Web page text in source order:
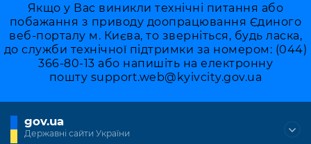
Якщо у Вас виникли технічні питання або
побажання з приводу доопрацювання Єдиного
веб-порталу м. Києва, то зверніться, будь ласка,
до служби технічної підтримки за номером: (044)
366-80-13 або напишіть на електронну
пошту support.web@kyivcity.gov.ua
gov.ua
Державні сайти України